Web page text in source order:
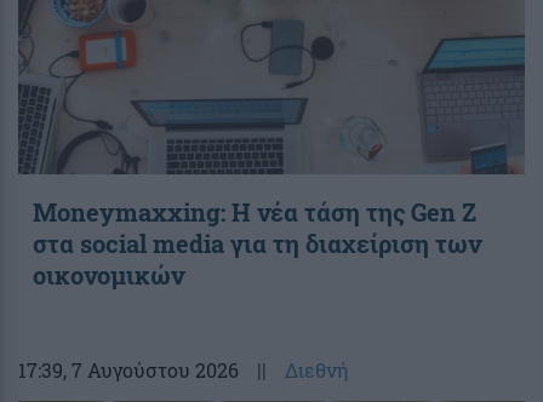
Moneymaxxing: Η νέα τάση της Gen Z
στα social media για τη διαχείριση των
οικονομικών
17:39, 7 Αυγούστου 2026 || Διεθνή